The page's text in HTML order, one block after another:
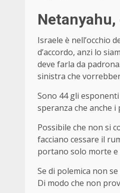
Netanyahu,
Israele è nell’occhio
d’accordo, anzi lo
deve farla da
sinistra che
Sono 44 gli
speranza che anche
Possibile che non si
facciano cessare il
portano solo morte
Se di polemica non
Di modo che non